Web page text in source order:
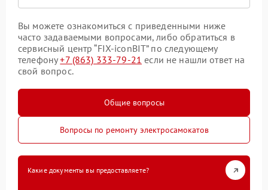
Вы можете ознакомиться с приведенными ниже
часто задаваемыми вопросами, либо обратиться в
сервисный центр “FIX-iconBIT” по следующему
телефону+7 (863) 333-79-21 если не нашли ответ на
свой вопрос.
Общие вопросы
Вопросы по ремонту электросамокатов
Какие документы вы предоставляете?